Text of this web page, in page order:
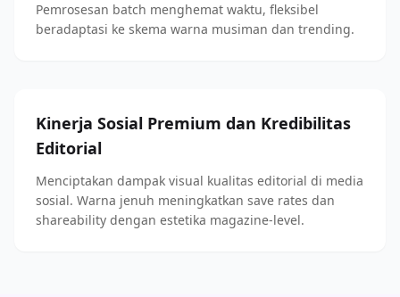
Pemrosesan batch menghemat waktu, fleksibel
beradaptasi ke skema warna musiman dan trending.
Kinerja Sosial Premium dan Kredibilitas
Editorial
Menciptakan dampak visual kualitas editorial di media
sosial. Warna jenuh meningkatkan save rates dan
shareability dengan estetika magazine-level.